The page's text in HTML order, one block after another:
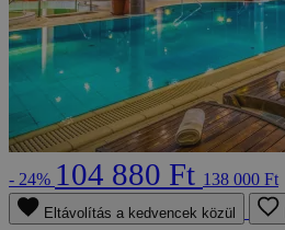
- 24% 104 880 Ft 138 000 Ft
Eltávolítás a kedvencek közül